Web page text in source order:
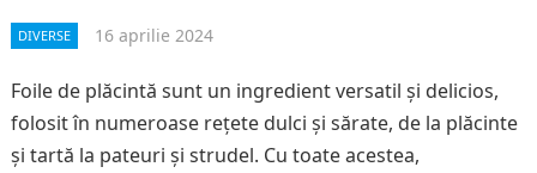
DIVERSE 16 aprilie 2024
Foile de plăcintă sunt un ingredient versatil și delicios,
folosit în numeroase rețete dulci și sărate, de la plăcinte
și tartă la pateuri și strudel. Cu toate acestea,